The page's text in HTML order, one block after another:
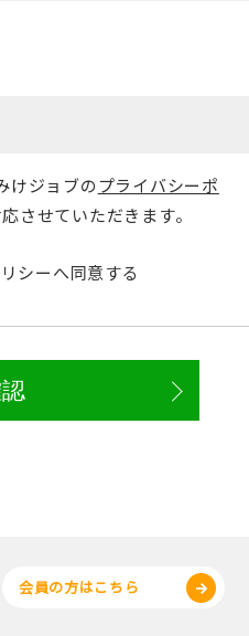
けジョブのプライバシーポ
させていただきます。
シーへ同意する
会員の方はこちら